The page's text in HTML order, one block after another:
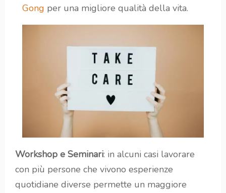
Gong per una migliore qualità della vita.
Workshop e Seminari: in alcuni casi lavorare
con più persone che vivono esperienze
quotidiane diverse permette un maggiore